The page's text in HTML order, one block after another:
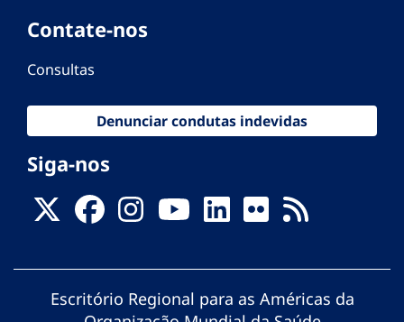
Contate-nos
Consultas
Denunciar condutas indevidas
Siga-nos
Escritório Regional para as Américas da